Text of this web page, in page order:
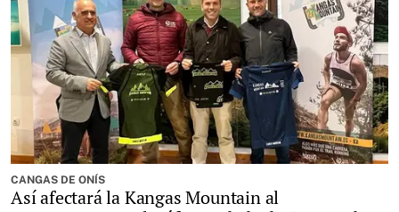
CANGAS DE ONÍS
Así afectará la Kangas Mountain al